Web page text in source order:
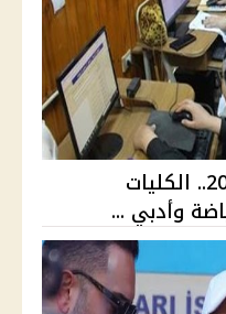
تنسيق المرحلة الثانية 2026.. الكليات
وأدبي ...